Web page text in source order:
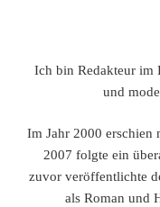
Ich bin Redakteur im
und
Im Jahr 2000 erschien
2007 folgte ein
zuvor veröffentlichte
als Roman und